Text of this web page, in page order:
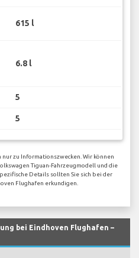
615 l
6.8 l
5
5
zu Informationszwecken. Wir können
Tiguan-Fahrzeugmodell und die
Details sollten Sie sich bei der
Flughafen erkundigen.
bei Eindhoven Flughafen –